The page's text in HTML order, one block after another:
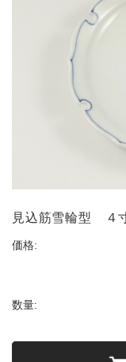
見込筋雪輪型 ４
価格:
数量: